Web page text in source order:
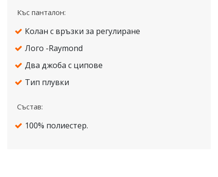
Къс панталон:
Колан с връзки за регулиране
Лого -Raymond
Два джоба с ципове
Тип плувки
Състав:
100% полиестер.